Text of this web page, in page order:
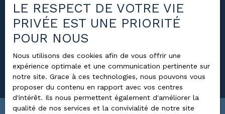
Loyer max (€/mois)
Rechercher
LE RESPECT DE VOTRE VIE
PRIVÉE EST UNE PRIORITÉ
POUR NOUS
Nous utilisons des cookies afin de vous offrir une
expérience optimale et une communication pertinente sur
notre site. Grace à ces technologies, nous pouvons vous
proposer du contenu en rapport avec vos centres
d'intérêt. Ils nous permettent également d'améliorer la
qualité de nos services et la convivialité de notre site